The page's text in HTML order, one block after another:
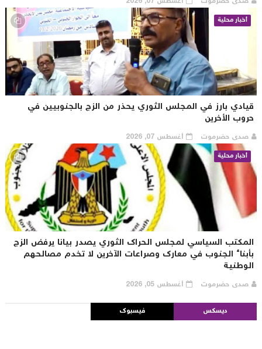
أخبار محلية
بارز في المجلس الثوري يحذر من الزج بالجنوبيين في
الأخرين
صدى حضرموت
أغسطس 07, 2026
أخبار محلية
السياسي لمجلس الحراك الثوري يصدر بيانا يرفض الزج
الجنوب في معارك وصراعات الآخرين لا تخدم مصالحهم
صدى حضرموت أغسطس 05, 2026
ديسكس فيسبوك